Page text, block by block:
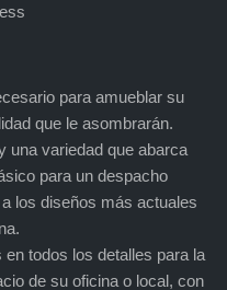
para amueblar su
que le asombrarán.
una variedad que abarca
para un despacho
los diseños más actuales
todos los detalles para la
de su oficina o local, con